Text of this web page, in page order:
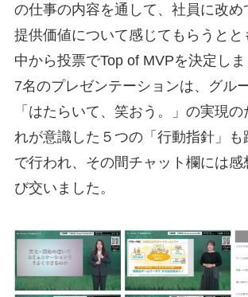
の仕事の内容を通して、社員に改め
提供価値について感じてもらうとと
中から投票でTop of MVPを決定しま
7名のプレゼンテーションは、グル
「はたらいて、笑おう。」の実現
れが意識した５つの「行動指針」も
で行われ、その間チャット欄には感
び交いました。